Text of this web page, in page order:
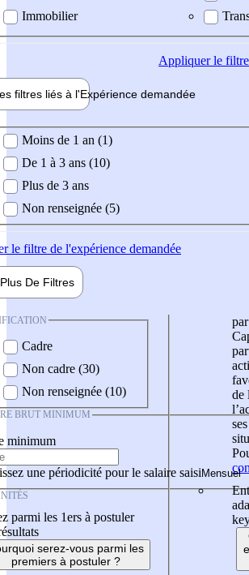
Immobilier
Appliquerle filtre
filtres liés à l'Expérience demandée
demandée
Moins de 1 an (1)
De 1 à 3 ans (10)
Plus de 3 ans
Non renseignée (5)
le filtre de l'expérience demandée
Plus De Filtres
Cadre
Non cadre (30)
Non renseignée (10)
BRUT MINIMUM
minimum
une périodicité pour le salaire saisi
parmi les 1ers à postuler
serez-vous parmi les
premiers à postuler ?
de